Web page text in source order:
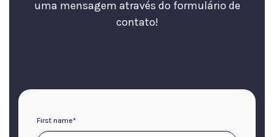
uma mensagem através do formulário de
contato!
First name*